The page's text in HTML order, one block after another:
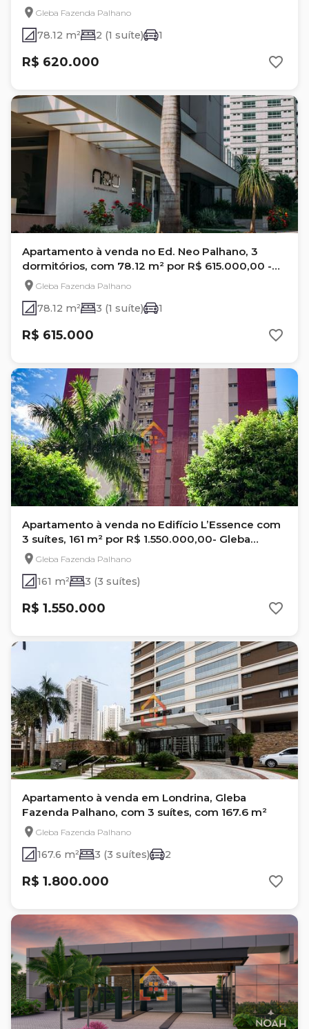
Fazenda Palhano - Londrina
Gleba Fazenda Palhano
78.12 m² 2 (1 suíte) 1
R$ 620.000
Apartamento à venda no Ed. Neo Palhano, 3
dormitórios, com 78.12 m² por R$ 615.000,00 -
Gleba Palhano - Londrina- Pr
Gleba Fazenda Palhano
78.12 m² 3 (1 suíte) 1
R$ 615.000
Apartamento à venda no Edifício L’Essence com
3 suítes, 161 m² por R$ 1.550.000,00- Gleba
Fazenda Palhano - Londrina/PR
Gleba Fazenda Palhano
161 m² 3 (3 suítes)
R$ 1.550.000
Apartamento à venda em Londrina, Gleba
Fazenda Palhano, com 3 suítes, com 167.6 m²
Gleba Fazenda Palhano
167.6 m² 3 (3 suítes) 2
R$ 1.800.000